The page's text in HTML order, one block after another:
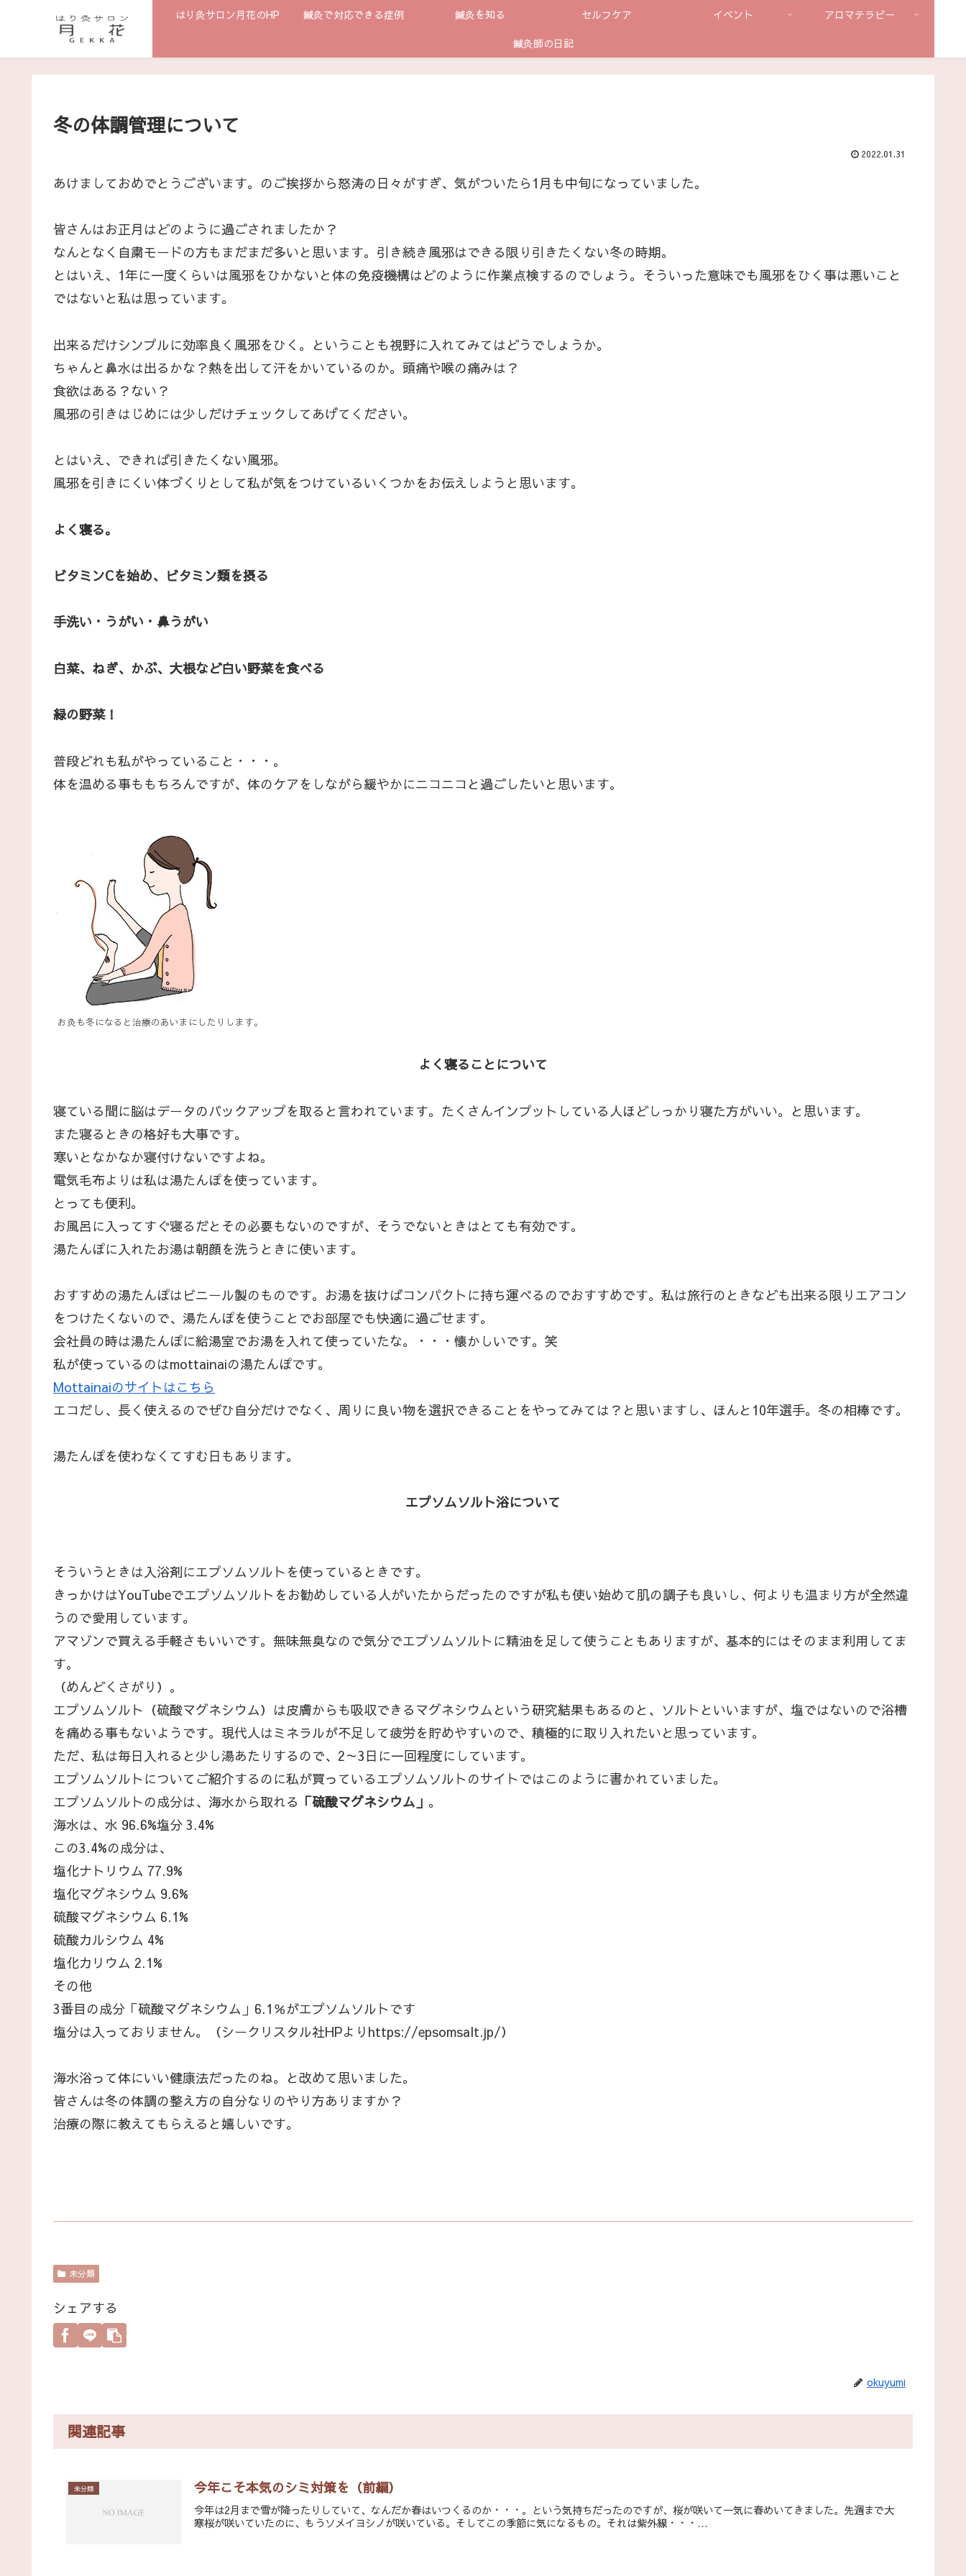
はり灸サロン月花のHP 鍼灸で対応できる症例 鍼灸を知る セルフケア イベント
アロマテラピー
鍼灸師の日記
冬の体調管理について
2022.01.31
あけましておめでとうございます。のご挨拶から怒涛の日々がすぎ、気がついたら1月も中旬になっていました。
皆さんはお正月はどのように過ごされましたか？
なんとなく自粛モードの方もまだまだ多いと思います。引き続き風邪はできる限り引きたくない冬の時期。
とはいえ、1年に一度くらいは風邪をひかないと体の免疫機構はどのように作業点検するのでしょう。そういった意味でも風邪をひく事は悪いこと
ではないと私は思っています。
出来るだけシンプルに効率良く風邪をひく。ということも視野に入れてみてはどうでしょうか。
ちゃんと鼻水は出るかな？熱を出して汗をかいているのか。頭痛や喉の痛みは？
食欲はある？ない？
風邪の引きはじめには少しだけチェックしてあげてください。
とはいえ、できれば引きたくない風邪。
風邪を引きにくい体づくりとして私が気をつけているいくつかをお伝えしようと思います。
よく寝る。
ビタミンCを始め、ビタミン類を摂る
手洗い・うがい・鼻うがい
白菜、ねぎ、かぶ、大根など白い野菜を食べる
緑の野菜！
普段どれも私がやっていること・・・。
体を温める事ももちろんですが、体のケアをしながら緩やかにニコニコと過ごしたいと思います。
お灸も冬になると治療のあいまにしたりします。
よく寝ることについて
寝ている間に脳はデータのバックアップを取ると言われています。たくさんインプットしている人ほどしっかり寝た方がいい。と思います。
また寝るときの格好も大事です。
寒いとなかなか寝付けないですよね。
電気毛布よりは私は湯たんぽを使っています。
とっても便利。
お風呂に入ってすぐ寝るだとその必要もないのですが、そうでないときはとても有効です。
湯たんぽに入れたお湯は朝顔を洗うときに使います。
おすすめの湯たんぽはビニール製のものです。お湯を抜けばコンパクトに持ち運べるのでおすすめです。私は旅行のときなども出来る限りエアコン
をつけたくないので、湯たんぽを使うことでお部屋でも快適に過ごせます。
会社員の時は湯たんぽに給湯室でお湯を入れて使っていたな。・・・懐かしいです。笑
私が使っているのはmottainaiの湯たんぽです。
Mottainaiのサイトはこちら
エコだし、長く使えるのでぜひ自分だけでなく、周りに良い物を選択できることをやってみては？と思いますし、ほんと10年選手。冬の相棒です。
湯たんぽを使わなくてすむ日もあります。
エプソムソルト浴について
そういうときは入浴剤にエプソムソルトを使っているときです。
きっかけはYouTubeでエプソムソルトをお勧めしている人がいたからだったのですが私も使い始めて肌の調子も良いし、何よりも温まり方が全然違
うので愛用しています。
アマゾンで買える手軽さもいいです。無味無臭なので気分でエプソムソルトに精油を足して使うこともありますが、基本的にはそのまま利用してま
す。
（めんどくさがり）。
エプソムソルト（硫酸マグネシウム）は皮膚からも吸収できるマグネシウムという研究結果もあるのと、ソルトといいますが、塩ではないので浴槽
を痛める事もないようです。現代人はミネラルが不足して疲労を貯めやすいので、積極的に取り入れたいと思っています。
ただ、私は毎日入れると少し湯あたりするので、2～3日に一回程度にしています。
エプソムソルトについてご紹介するのに私が買っているエプソムソルトのサイトではこのように書かれていました。
エプソムソルトの成分は、海水から取れる 「硫酸マグネシウム」 。
海水は、水 96.6%塩分 3.4%
この3.4%の成分は、
塩化ナトリウム 77.9%
塩化マグネシウム 9.6%
硫酸マグネシウム 6.1%
硫酸カルシウム 4%
塩化カリウム 2.1%
その他
3番目の成分「硫酸マグネシウム」6.1％がエプソムソルトです
塩分は入っておりません。（シークリスタル社HPよりhttps://epsomsalt.jp/）
海水浴って体にいい健康法だったのね。と改めて思いました。
皆さんは冬の体調の整え方の自分なりのやり方ありますか？
治療の際に教えてもらえると嬉しいです。
未分類
シェアする
okuyumi
関連記事
未分類 今年こそ本気のシミ対策を（前編）
今年は2月まで雪が降ったりしていて、なんだか春はいつくるのか・・・。という気持ちだったのですが、桜が咲いて一気に春めいてきました。先週まで大
寒桜が咲いていたのに、もうソメイヨシノが咲いている。そしてこの季節に気になるもの。それは紫外線・・・...